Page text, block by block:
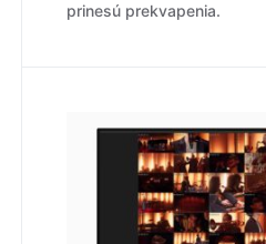
prinesú prekvapenia.